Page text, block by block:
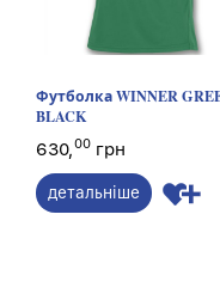
Футболка WINNER
BLACK
630,00 грн
детальніше